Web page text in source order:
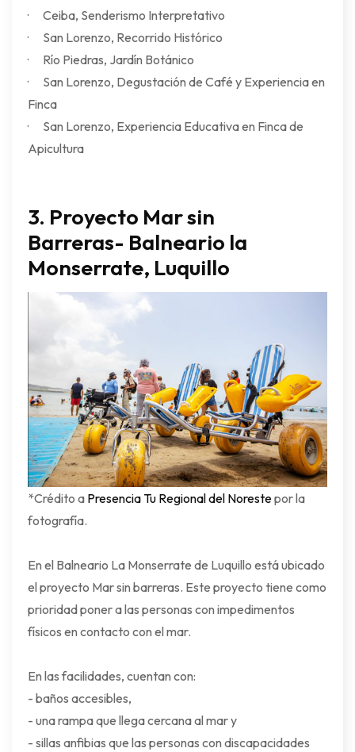
· Ceiba, Senderismo Interpretativo
· San Lorenzo, Recorrido Histórico
· Río Piedras, Jardín Botánico
· San Lorenzo, Degustación de Café y Experiencia en
Finca
· San Lorenzo, Experiencia Educativa en Finca de
Apicultura
3. Proyecto Mar sin
Barreras- Balneario la
Monserrate, Luquillo
*Crédito a Presencia Tu Regional del Norestepor la
fotografía.
En el Balneario La Monserrate de Luquillo está ubicado
el proyecto Mar sin barreras. Este proyecto tiene como
prioridad poner a las personas con impedimentos
físicos en contacto con el mar.
En las facilidades, cuentan con:
- baños accesibles,
- una rampa que llega cercana al mar y
- sillas anfibias que las personas con discapacidades